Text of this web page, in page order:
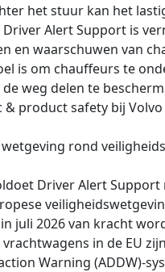
het stuur kan het
Alert Support is
en waarschuwen van
is om chauffeurs te
weg delen te
product safety bij Volvo
rond
Driver Alert Support
in juli 2026 van kracht
in de EU
Warning (ADDW)-